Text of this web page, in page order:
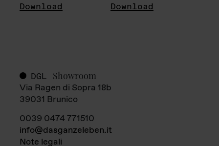
Download Download
DGL Showroom
Via Ragen di Sopra 18b
39031 Brunico
0039 0474 771510
info@dasganzeleben.it
Note legali